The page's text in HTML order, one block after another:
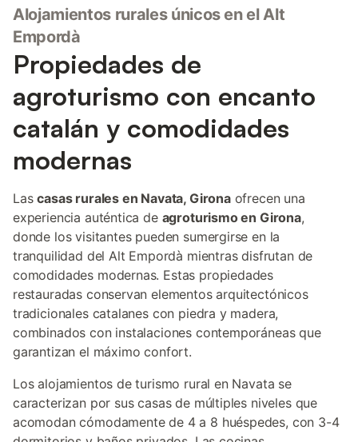
Alojamientos rurales únicos en el Alt
Empordà
Propiedades de
agroturismo con encanto
catalán y comodidades
modernas
Lascasas rurales en Navata, Gironaofrecen una
experiencia auténtica de agroturismo en Girona,
donde los visitantes pueden sumergirse en la
tranquilidad del Alt Empordà mientras disfrutan de
comodidades modernas. Estas propiedades
restauradas conservan elementos arquitectónicos
tradicionales catalanes con piedra y madera,
combinados con instalaciones contemporáneas que
garantizan el máximo confort.
Los alojamientos de turismo rural en Navata se
caracterizan por sus casas de múltiples niveles que
acomodan cómodamente de 4 a 8 huéspedes, con 3-4